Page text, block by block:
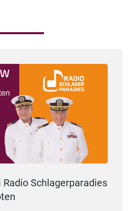
Schlagerparadies